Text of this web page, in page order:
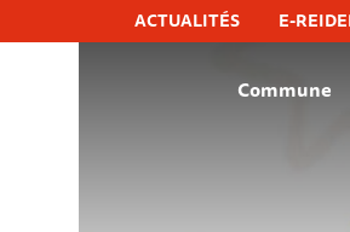
ACTUALITÉS E-
Commune